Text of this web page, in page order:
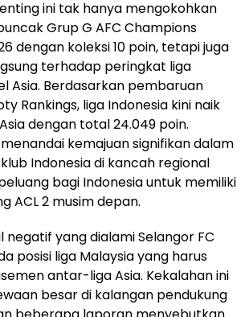
ini tak hanya mengokohkan
Grup G AFC Champions
dengan koleksi 10 poin, tetapi juga
terhadap peringkat liga
Asia. Berdasarkan pembaruan
Rankings, liga Indonesia kini naik
dengan total 24.049 poin.
kemajuan signifikan dalam
Indonesia di kancah regional
bagi Indonesia untuk memiliki
ACL 2 musim depan.
negatif yang dialami Selangor FC
posisi liga Malaysia yang harus
antar-liga Asia. Kekalahan ini
besar di kalangan pendukung